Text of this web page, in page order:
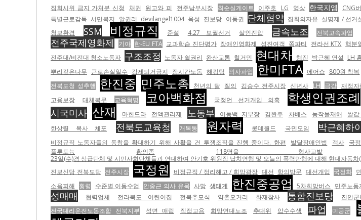
집회시위 금지 가처분 신청 채권 원고와 피 전주남부시장 최순실게이트 이주호 LG 영상 한국지엠 CNG
특별근로감독 서민복지 알권리 devilangel1004 옥성 진보당 이동권 단체협약 집회의자유 실명제 / 선거
청보환경
SSM 비정규직 준설 4.27 보궐선거 살인진압 금속노조 전북고속파업
전주국제영화제 기아 한-EU FTA 교과학습 진단평가 장애인영화제 성진여객 쫑파티 전라선 KTX 핵분
전주대/비전대 청소노동자 구조조정 노동자 쉴권리 완산교통 철거민 현대차 행진 박근혜 연설 LH
뿌리깊은나무 근로손실일수 강제퇴거금지 장시간노동 해킹팀 의사파업 한미FTA 에어쇼 800원 착복
전북도청 성추행
한진중 민주노총 천년의 달 질의 김승수 전주시장 신년사 LH 금강 재정자
고용보장
대체복무 교육혁명 코아백화점 국정언 선거개입 의혹 학생인권조례
시국미사 산재 마힌드라 전액관리제 노동부 이동백 지부장 김완주 차베스 농작물재해 쌀
한상렬 목사 체포
전북도교육청 개복동 원자력 롯데월드 국민모임 박근혜하
비정규직 노동자들의 동참을 확대하기 위해 사활을 건 투쟁조직을 진행 중이다. 한편
발달장애인법 객사 국
플루토늄
황의종 118명을 형사고발
23일(수)경 상급단체 및 시민사회단체들과 연대하여 안기호 위원장 납치연행 및 오늘의 폭력만행에 대해 현대자
진보신당 전북도당 전주시장 국정원 비정규직 / 정리해고 / 희망광장 대선 항의방문 대선개입 국정화
소음피해 횡령 수준별 이동수업 안중근 의사 유묵 사망 생태계 한진중공업 5차희망버스 민주노동
성매매 협력업체 전라북도 어린이집 전북추모식 약촌오거리 화재참사 통합진보당 진안
전국대리운전노동조합 전북지부 석면 매립 직접고용 희망연대노조 추대위 압수수색 파업 미공군